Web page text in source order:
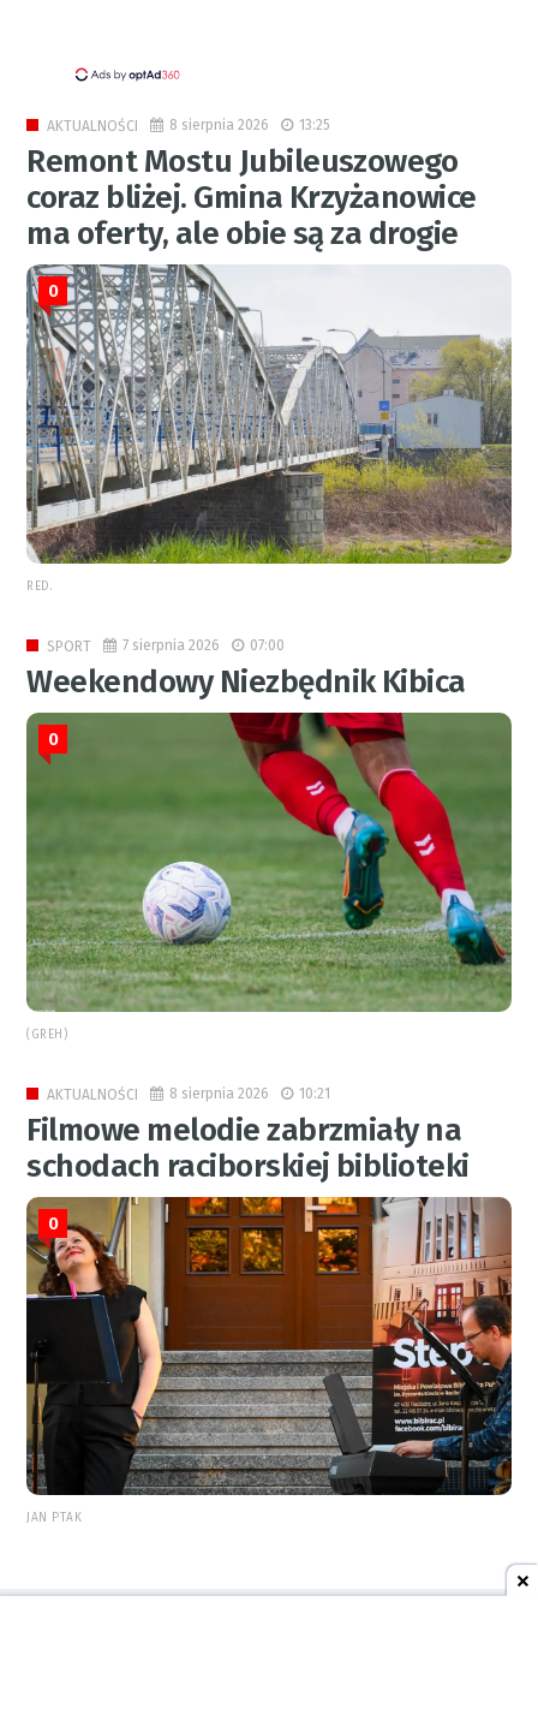
AKTUALNOŚCI 8 sierpnia 2026 13:25
Remont Mostu Jubileuszowego
coraz bliżej. Gmina Krzyżanowice
ma oferty, ale obie są za drogie
0
RED.
SPORT 7 sierpnia 2026 07:00
Weekendowy Niezbędnik Kibica
0
(GREH)
AKTUALNOŚCI 8 sierpnia 2026 10:21
Filmowe melodie zabrzmiały na
schodach raciborskiej biblioteki
0
JAN PTAK